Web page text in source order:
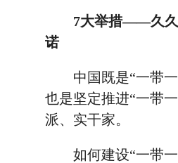
7大举措——久久
诺
中国既是“一带一
也是坚定推进“一带
派、实干家。
如何建设“一带一